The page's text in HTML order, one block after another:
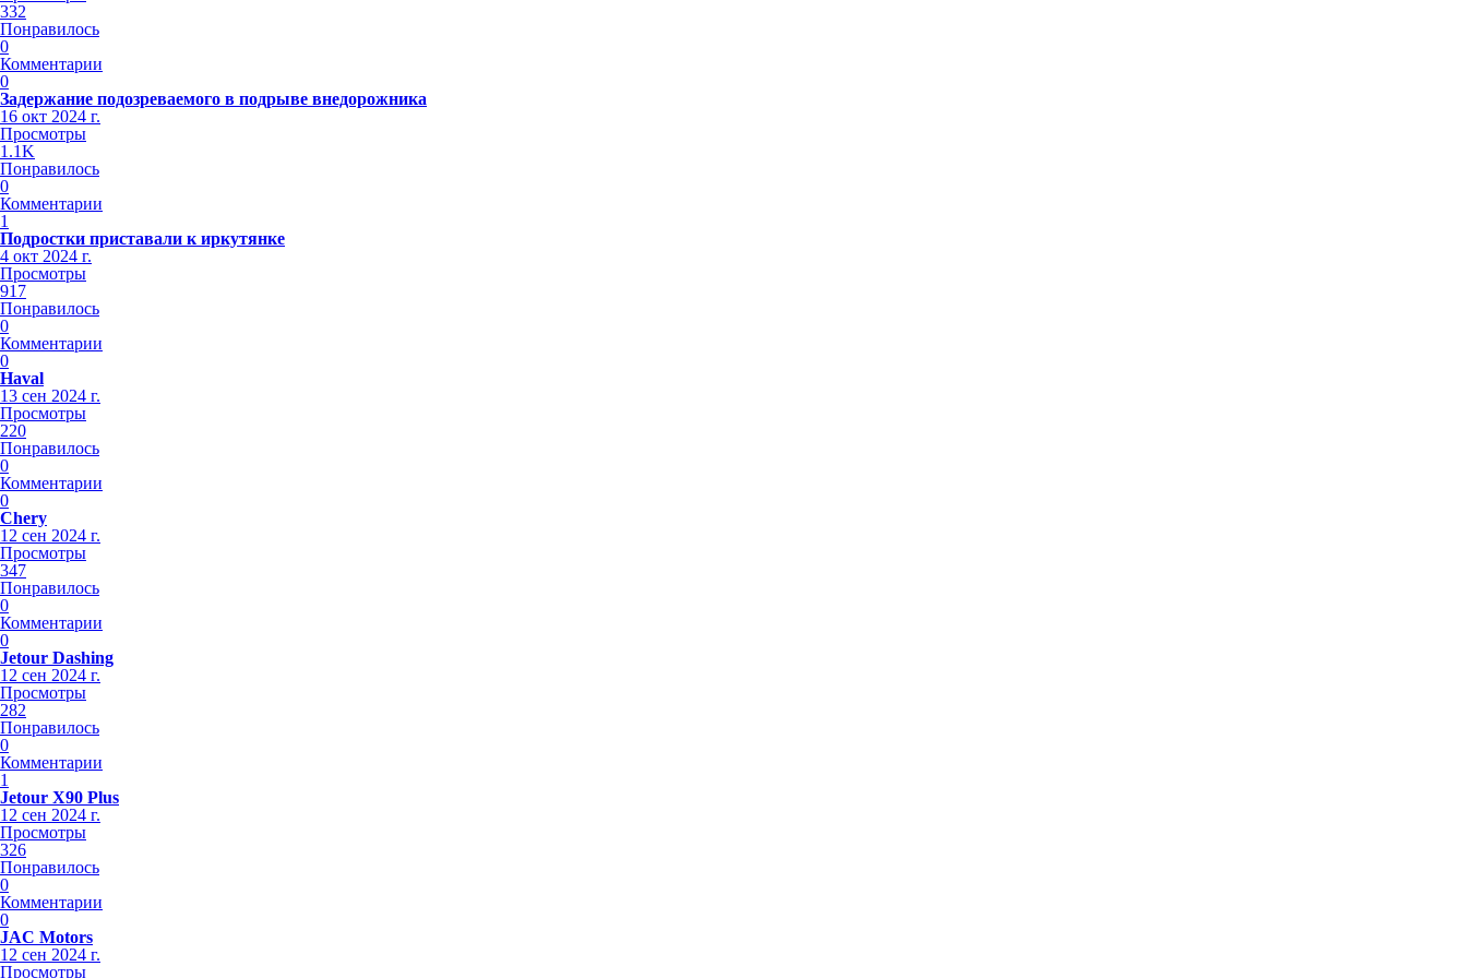
332
Понравилось
0
Комментарии
0
Задержание подозреваемого в подрыве внедорожника
16 окт 2024 г.
Просмотры
1.1K
Понравилось
0
Комментарии
1
Подростки приставали к иркутянке
4 окт 2024 г.
Просмотры
917
Понравилось
0
Комментарии
0
Haval
13 сен 2024 г.
Просмотры
220
Понравилось
0
Комментарии
0
Chery
12 сен 2024 г.
Просмотры
347
Понравилось
0
Комментарии
0
Jetour Dashing
12 сен 2024 г.
Просмотры
282
Понравилось
0
Комментарии
1
Jetour X90 Plus
12 сен 2024 г.
Просмотры
326
Понравилось
0
Комментарии
0
JAC Motors
12 сен 2024 г.
Просмотры